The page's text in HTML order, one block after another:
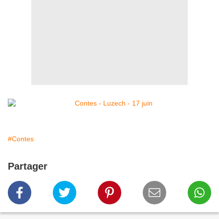
#Contes
Partager